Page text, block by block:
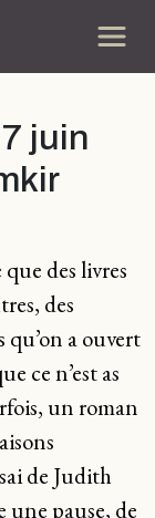
juin
des livres
des
a ouvert
ce n’est as
un roman
de Judith
une pause, de